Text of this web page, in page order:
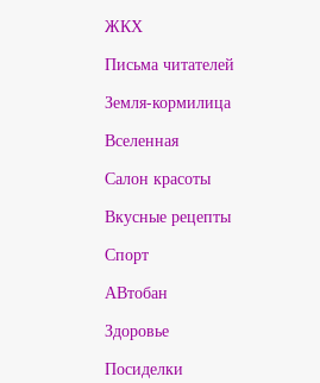
ЖКХ
Письма читателей
Земля-кормилица
Вселенная
Салон красоты
Вкусные рецепты
Спорт
АВтобан
Здоровье
Посиделки